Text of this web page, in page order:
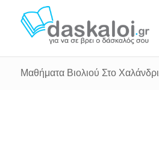
Μαθήματα Βιολιού Στο Χαλάνδρι